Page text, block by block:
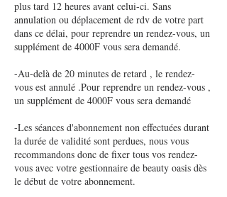
plus tard 12 heures avant celui-ci. Sans
annulation ou déplacement de rdv de votre part
dans ce délai, pour reprendre un rendez-vous, un
supplément de 4000F vous sera demandé.
-Au-delà de 20 minutes de retard , le rendez-
vous est annulé .Pour reprendre un rendez-vous ,
un supplément de 4000F vous sera demandé
-Les séances d'abonnement non effectuées durant
la durée de validité sont perdues, nous vous
recommandons donc de fixer tous vos rendez-
vous avec votre gestionnaire de beauty oasis dès
le début de votre abonnement.